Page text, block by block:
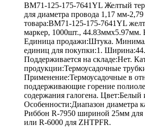
BM71-125-175-7641YL Желтый
для диаметра провода 1,17 мм-
товара:BM71-125-175-7641YL
маркер, 1000шт., 44.83ммх5.97мм.
Единица продажи:Штука.
единиц для покупки:1.
Поддерживается на складе:Нет.
продукции:Термоусадочные
Применение:Термоусадочные в
поддерживающие горение
содержания галогена.
Особенности:Диапазон диаметра
Риббон R-7950 шириной 25мм
или R-6000 для ZHTPFR.